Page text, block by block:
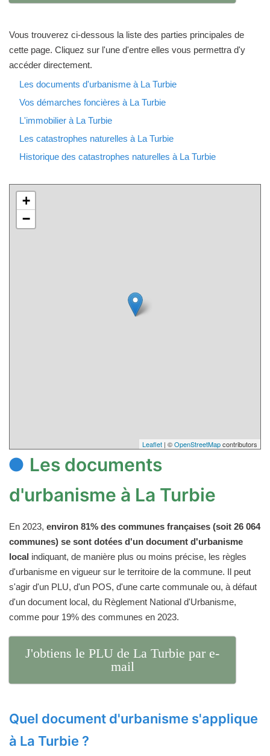
Vous trouverez ci-dessous la liste des parties principales de
cette page. Cliquez sur l'une d'entre elles vous permettra d'y
accéder directement.
Les documents d'urbanisme à La Turbie
Vos démarches foncières à La Turbie
L'immobilier à La Turbie
Les catastrophes naturelles à La Turbie
Historique des catastrophes naturelles à La Turbie
+
−
Leaflet | ©OpenStreetMapcontributors
Les documents
d'urbanisme à La Turbie
En 2023, environ 81% des communes françaises (soit 26 064
communes) se sont dotées d'un document d'urbanisme
local indiquant, de manière plus ou moins précise, les règles
d'urbanisme en vigueur sur le territoire de la commune. Il peut
s'agir d'un PLU, d'un POS, d'une carte communale ou, à défaut
d'un document local, du Règlement National d'Urbanisme,
comme pour 19% des communes en 2023.
J'obtiens le PLU de La Turbie par e-
mail
Quel document d'urbanisme s'applique
à La Turbie ?